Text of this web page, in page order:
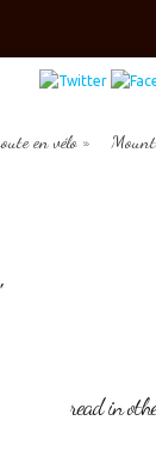
en vélo
read in